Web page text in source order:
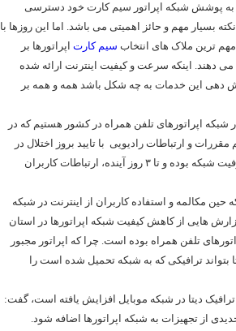
پوشش شبکه اپراتور سیم کارت خود دسترسی
بسیار مهم و حائز اهمیتی می باشد. اما این روزها با
مهم ترین ملاک های انتخاب سیم کارت اپراتورها بر
دهند. اینکه سرعت و کیفیت اینترنت ارائه شده
دهی این خدمات به چه شکل باشد همه و همه بر
شبکه اپراتورهای تلفن همراه در کشور هستیم که در
و ارتباطات رادیویی با تایید بروز اختلال در
شبکه اپراتورهای موبایل گفت: این اختلال به دلیل افزایش ظرفیت شبکه بوده و تا ۳ روز آینده، ارتباطات کاربران
مکالمه و استفاده کاربران از اینترنت در شبکه
‌هایی از کاهش کیفیت شبکه اپراتورها در استان
تلفن همراه بوده است. چرا که اپراتور مجبور
ترافیکی که به شبکه تحمیل شده است را
اینکه از زمان شیوع کرونا تاکنون حدود ۳۰ درصد ترافیک دیتا در شبکه موبایل افزایش یافته است، گفت:
از تجهیزات به شبکه اپراتورها اضافه شود.